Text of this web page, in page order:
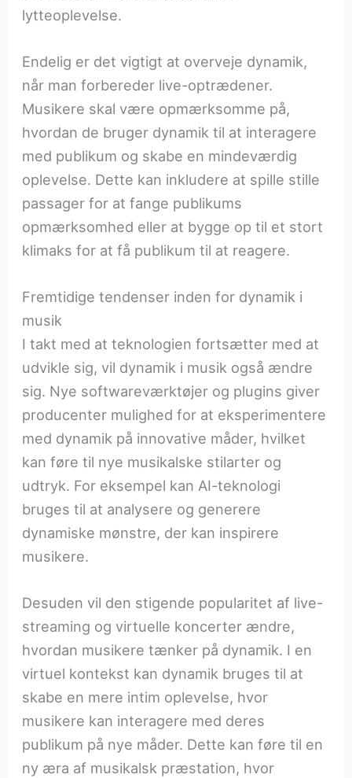
lytteoplevelse.
Endelig er det vigtigt at overveje dynamik,
når man forbereder live-optrædener.
Musikere skal være opmærksomme på,
hvordan de bruger dynamik til at interagere
med publikum og skabe en mindeværdig
oplevelse. Dette kan inkludere at spille stille
passager for at fange publikums
opmærksomhed eller at bygge op til et stort
klimaks for at få publikum til at reagere.
Fremtidige tendenser inden for dynamik i
musik
I takt med at teknologien fortsætter med at
udvikle sig, vil dynamik i musik også ændre
sig. Nye softwareværktøjer og plugins giver
producenter mulighed for at eksperimentere
med dynamik på innovative måder, hvilket
kan føre til nye musikalske stilarter og
udtryk. For eksempel kan AI-teknologi
bruges til at analysere og generere
dynamiske mønstre, der kan inspirere
musikere.
Desuden vil den stigende popularitet af live-
streaming og virtuelle koncerter ændre,
hvordan musikere tænker på dynamik. I en
virtuel kontekst kan dynamik bruges til at
skabe en mere intim oplevelse, hvor
musikere kan interagere med deres
publikum på nye måder. Dette kan føre til en
ny æra af musikalsk præstation, hvor